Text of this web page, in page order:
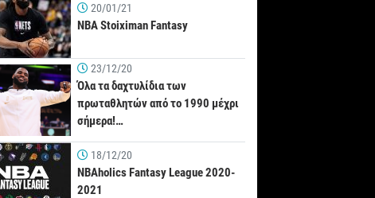
20/01/21
NBA Stoiximan Fantasy
23/12/20
Όλα τα δαχτυλίδια των
πρωταθλητών από το 1990 μέχρι
σήμερα!…
18/12/20
NBAholics Fantasy League 2020-
2021